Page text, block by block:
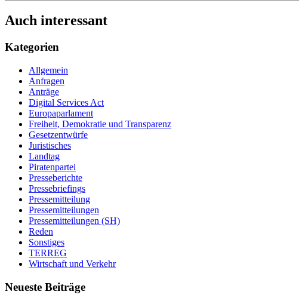
Auch interessant
Kategorien
Allgemein
Anfragen
Anträge
Digital Services Act
Europaparlament
Freiheit, Demokratie und Transparenz
Gesetzentwürfe
Juristisches
Landtag
Piratenpartei
Presseberichte
Pressebriefings
Pressemitteilung
Pressemitteilungen
Pressemitteilungen (SH)
Reden
Sonstiges
TERREG
Wirtschaft und Verkehr
Neueste Beiträge